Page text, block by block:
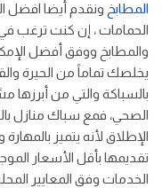
المطابخ ونقدم أيضا افضل
الحمامات ، إن كنت ترغب في
والمطابخ ووفق أفضل
يخلصك تماماً من الحيرة
بالسباكة والتي من
الصحي، فمع سباك منازل
الإطلاق لأنه يتميز
تقديمها بأقل الأسعار
الخدمات وفق المعايير